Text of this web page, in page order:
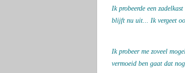
Ik probeerde een
blijft nu uit... Ik vergeet
Ik probeer me zoveel
vermoeid ben gaat dat